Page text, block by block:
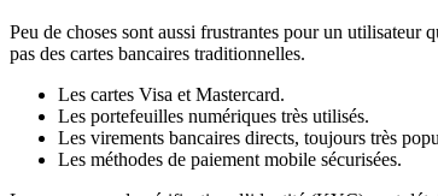
Peu de choses sont aussi frustrantes pour un utilisateur
pas des cartes bancaires traditionnelles.
Les cartes Visa et Mastercard.
Les portefeuilles numériques très utilisés.
Les virements bancaires directs, toujours très
Les méthodes de paiement mobile sécurisées.